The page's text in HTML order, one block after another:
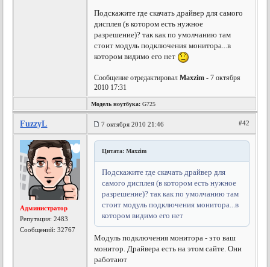
Подскажите где скачать драйвер для самого
дисплея (в котором есть нужное
разрешение)? так как по умолчанию там
стоит модуль подключения монитора...в
котором видимо его нет
Сообщение отредактировалMaxzim - 7 октября
2010 17:31
Модель ноутбука: G725
FuzzyL 7 октября 2010 21:46 #42
Администратор
Репутация:2483
Сообщений: 32767
Цитата: Maxzim
Подскажите где скачать драйвер для
самого дисплея (в котором есть нужное
разрешение)? так как по умолчанию там
стоит модуль подключения монитора...в
котором видимо его нет
Модуль подключения монитора - это ваш
монитор. Драйвера есть на этом сайте. Они
работают